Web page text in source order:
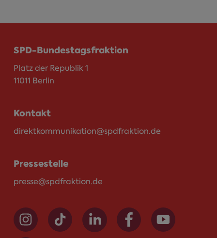
SPD-Bundestagsfraktion
Platz der Republik 1
11011 Berlin
Kontakt
direktkommunikation@spdfraktion.de
Pressestelle
presse@spdfraktion.de